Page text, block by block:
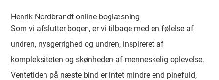
Henrik Nordbrandt online boglæsning
Som vi afslutter bogen, er vi tilbage med en følelse af
undren, nysgerrighed og undren, inspireret af
kompleksiteten og skønheden af menneskelig oplevelse.
Ventetiden på næste bind er intet mindre end pinefuld,